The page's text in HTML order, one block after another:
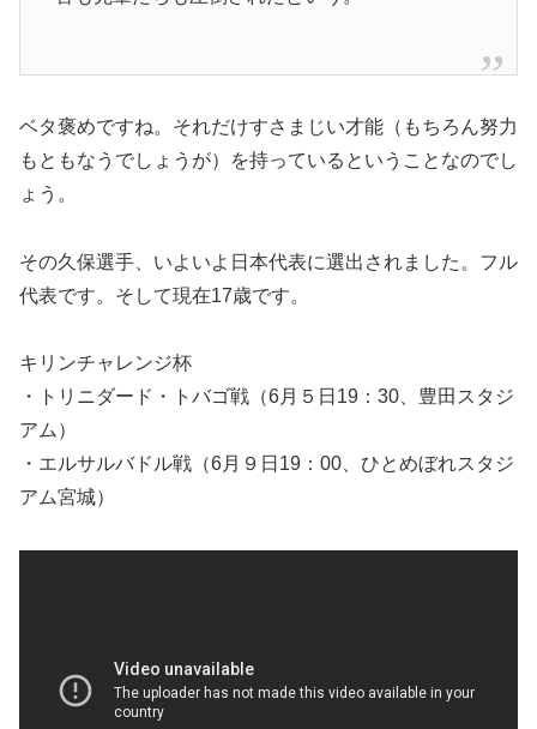
ベタ褒めですね。それだけすさまじい才能（もちろん努力
もともなうでしょうが）を持っているということなのでし
ょう。
その久保選手、いよいよ日本代表に選出されました。フル
代表です。そして現在17歳です。
キリンチャレンジ杯
・トリニダード・トバゴ戦（6月５日19：30、豊田スタジ
アム）
・エルサルバドル戦（6月９日19：00、ひとめぼれスタジ
アム宮城）